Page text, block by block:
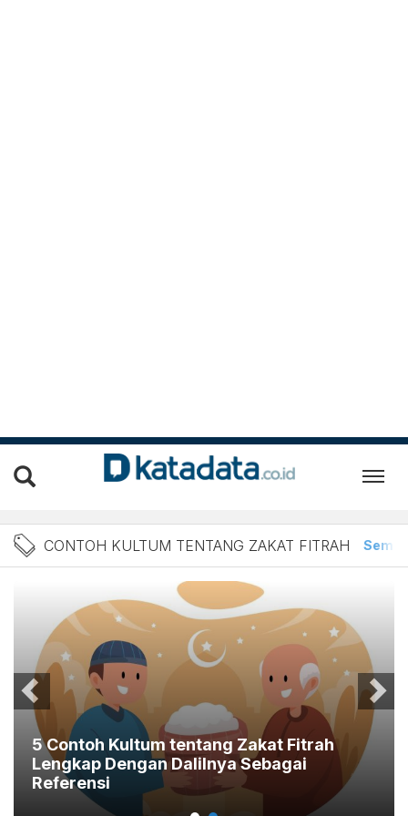
Berita Contoh Kultum
CONTOH KULTUM TENTANG ZAKAT FITRAH
5 Contoh Kultum tentang Zakat Fitrah
Lengkap Dengan Dalilnya Sebagai
Referensi